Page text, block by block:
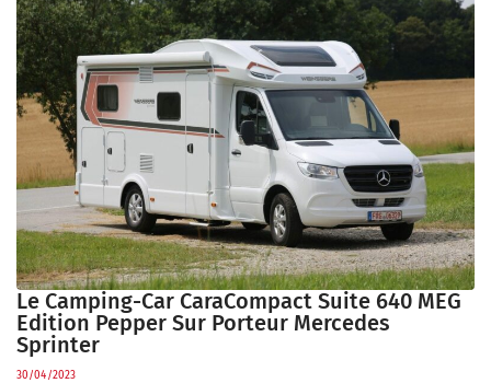
Le Camping-Car CaraCompact Suite 640 MEG
Edition Pepper Sur Porteur Mercedes
Sprinter
30/04/2023